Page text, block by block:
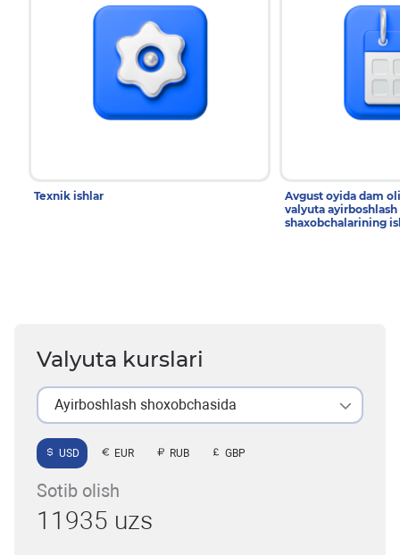
Texnik ishlar
Avgust oyida dam
valyuta ayirboshlash
shaxobchalarining
Valyuta kurslari
Ayirboshlash shoxobchasida
USD EUR RUB GBP
Sotib olish
11935 uzs